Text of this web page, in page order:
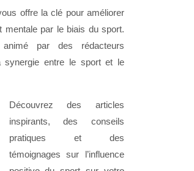
offre la clé pour améliorer
mentale par le biais du sport.
par des rédacteurs
synergie entre le sport et le
Découvrez des articles
inspirants, des conseils
pratiques et des
témoignages sur l’influence